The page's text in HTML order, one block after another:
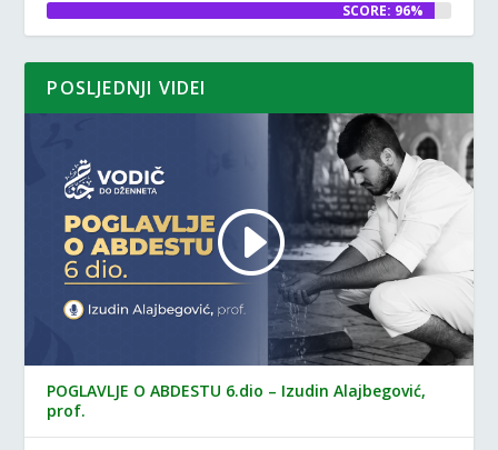
SCORE: 96%
POSLJEDNJI VIDEI
POGLAVLJE O ABDESTU 6.dio – Izudin Alajbegović,
prof.